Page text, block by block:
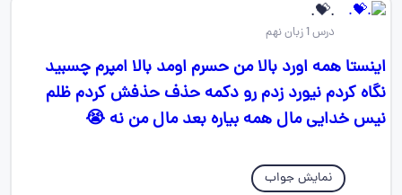
.💝.
درس 1 زبان نهم
اینستا همه اورد بالا من حسرم اومد بالا امپرم چسبید
نگاه کردم نیورد زدم رو دکمه حذف حذفش کردم ظلم
نیس خدایی مال همه بیاره بعد مال من نه 😭
نمایش جواب